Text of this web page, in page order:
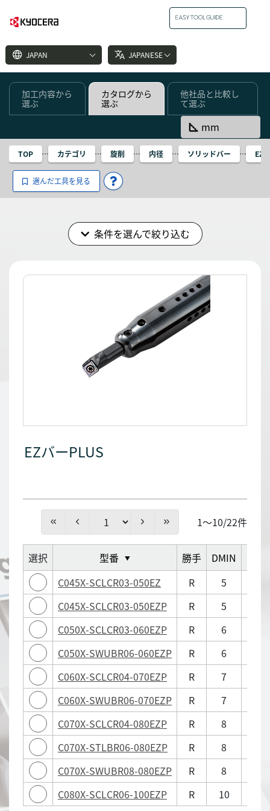
language JAPAN translate JAPANESE
加工内容から
選ぶ
カタログから
選ぶ
他社品と比較し
て選ぶ
square_foot mm
TOP カテゴリ 旋削 内径 ソリッドバー EZ
選んだ工具を見る
条件を選んで絞り込む
EZバーPLUS
1～10/22件
選択 型番 ▼ 勝手 DMIN
C045X-SCLCR03-050EZ
R
5
C045X-SCLCR03-050EZP
R 5
C050X-SCLCR03-060EZP
R 6
C050X-SWUBR06-060EZP
R 6
C060X-SCLCR04-070EZP
R 7
C060X-SWUBR06-070EZP
R 7
C070X-SCLCR04-080EZP
R 8
C070X-STLBR06-080EZP
R 8
C070X-SWUBR08-080EZP
R 8
C080X-SCLCR06-100EZP
R 10